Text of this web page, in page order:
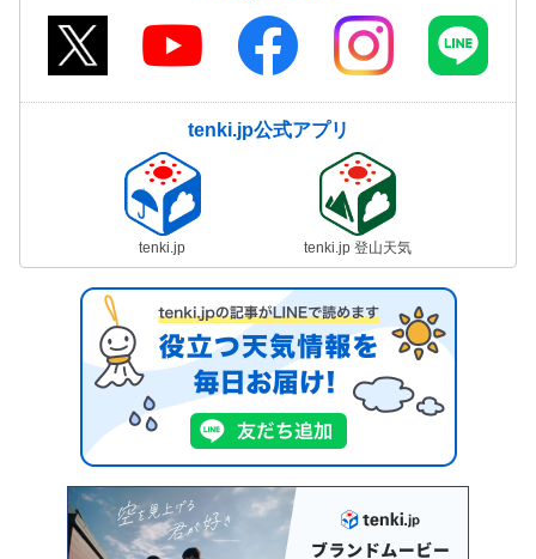
tenki.jp公式アプリ
tenki.jp tenki.jp 登山天気